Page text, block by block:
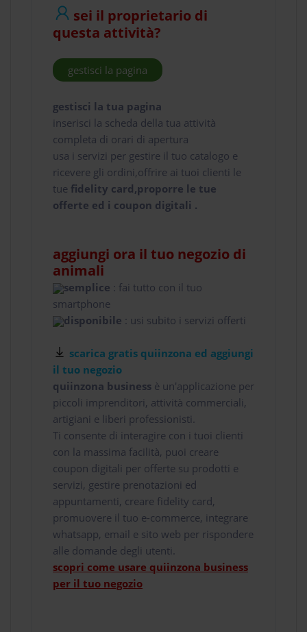
sei il proprietario di
questa attività?
gestisci la pagina
gestisci la tua pagina
inserisci la scheda della tua attività
completa di orari di apertura
usa i servizi per gestire il tuo catalogo e
ricevere gli ordini,offrire ai tuoi clienti le
tue fidelity card,proporre le tue
offerte ed i coupon digitali .
aggiungi ora il tuo negozio di
animali
semplice : fai tutto con il tuo
smartphone
disponibile : usi subito i servizi offerti
scarica gratis quiinzona ed aggiungi
il tuo negozio
quiinzona business è un'applicazione per
piccoli imprenditori, attività commerciali,
artigiani e liberi professionisti.
Ti consente di interagire con i tuoi clienti
con la massima facilità, puoi creare
coupon digitali per offerte su prodotti e
servizi, gestire prenotazioni ed
appuntamenti, creare fidelity card,
promuovere il tuo e-commerce, integrare
whatsapp, email e sito web per rispondere
alle domande degli utenti.
scopri come usare quiinzona business
per il tuo negozio